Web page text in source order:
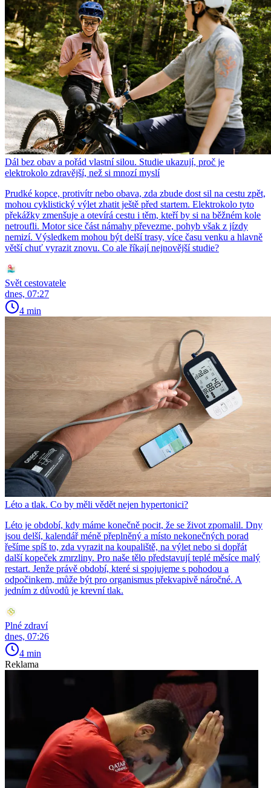
Dál bez obav a pořád vlastní silou. Studie ukazují, proč je
elektrokolo zdravější, než si mnozí myslí
Prudké kopce, protivítr nebo obava, zda zbude dost sil na cestu zpět,
mohou cyklistický výlet zhatit ještě před startem. Elektrokolo tyto
překážky zmenšuje a otevírá cestu i těm, kteří by si na běžném kole
netroufli. Motor sice část námahy převezme, pohyb však z jízdy
nemizí. Výsledkem mohou být delší trasy, více času venku a hlavně
větší chuť vyrazit znovu. Co ale říkají nejnovější studie?
Svět cestovatele
dnes, 07:27
4 min
Léto a tlak. Co by měli vědět nejen hypertonici?
Léto je období, kdy máme konečně pocit, že se život zpomalil. Dny
jsou delší, kalendář méně přeplněný a místo nekonečných porad
řešíme spíš to, zda vyrazit na koupaliště, na výlet nebo si dopřát
další kopeček zmrzliny. Pro naše tělo představují teplé měsíce malý
restart. Jenže právě období, které si spojujeme s pohodou a
odpočinkem, může být pro organismus překvapivě náročné. A
jedním z důvodů je krevní tlak.
Plné zdraví
dnes, 07:26
4 min
Reklama